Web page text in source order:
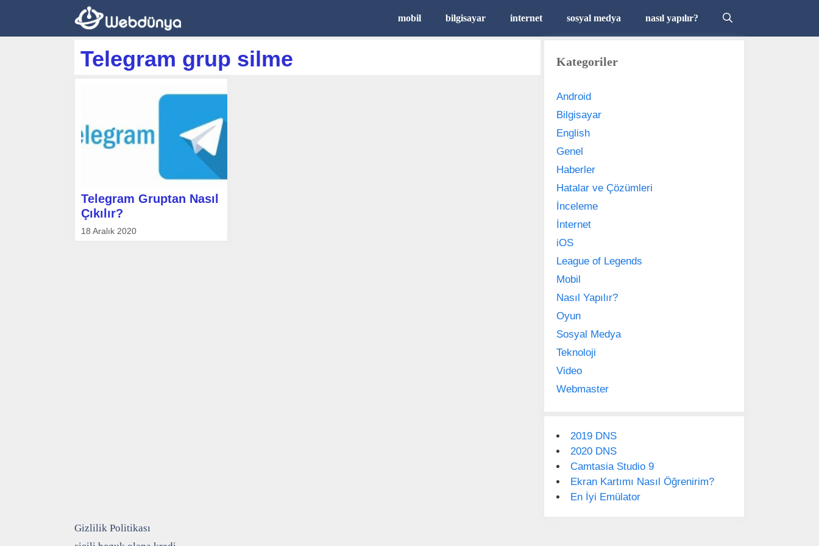
mobil bilgisayar internet sosyal medya nasıl yapılır?
Telegram grup silme
Telegram Gruptan Nasıl
Çıkılır?
18 Aralık 2020
Kategoriler
Android
Bilgisayar
English
Genel
Haberler
Hatalar ve Çözümleri
İnceleme
İnternet
iOS
League of Legends
Mobil
Nasıl Yapılır?
Oyun
Sosyal Medya
Teknoloji
Video
Webmaster
2019 DNS
2020 DNS
Camtasia Studio 9
Ekran Kartımı Nasıl Öğrenirim?
En İyi Emülator
Gizlilik Politikası